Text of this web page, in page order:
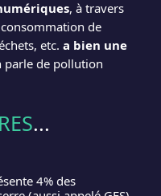
, à travers
de
etc. a bien une
parle de pollution
...
4% des